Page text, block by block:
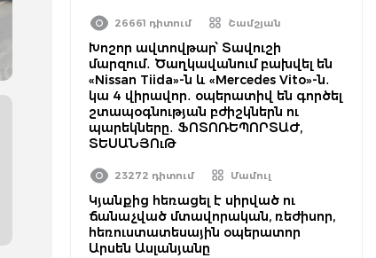
26661 դիտում Շամշյան
Խոշոր ավտովթար՝ Տավուշի
մարզում․ Ծաղկավանում բախվել են
«Nissan Tiida»-ն և «Mercedes Vito»-ն․
կա 4 վիրավոր․ օպերատիվ են գործել
շտապօգնության բժիշկներն ու
պարեկները․ ՖՈՏՈՌԵՊՈՐՏԱԺ,
ՏԵՍԱՆՅՈւԹ
23272 դիտում Մամուլ
Կյանքից հեռացել է սիրված ու
ճանաչված մտավորական, ռեժիսոր,
հեռուստատեսային օպերատոր
Արսեն Ասլանյանը